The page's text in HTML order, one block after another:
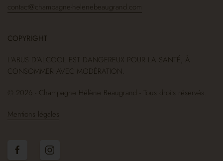
contact@champagne-helenebeaugrand.com
COPYRIGHT
L’ABUS D’ALCOOL EST DANGEREUX POUR LA SANTÉ, À
CONSOMMER AVEC MODÉRATION.
© 2026 - Champagne Hélène Beaugrand - Tous droits réservés.
Mentions légales